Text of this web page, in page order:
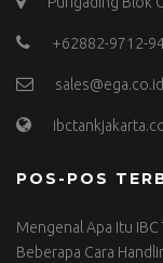
+62882-9712-
sales@ega.co.id
POS-POS
Mengenal Apa Itu
Beberapa Cara